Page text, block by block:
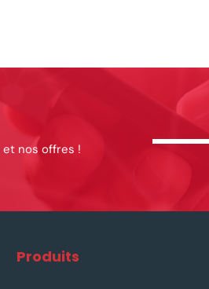
nos offres !
Produits